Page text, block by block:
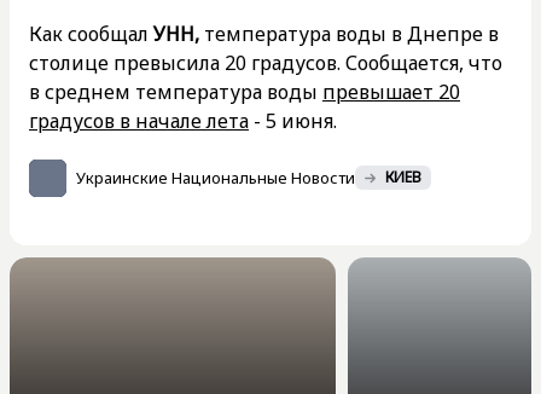
Как сообщалУНН, температура воды в Днепре в
столице превысила 20 градусов. Сообщается, что
в среднем температура воды превышает 20
градусов в начале лета - 5 июня.
Украинские Национальные Новости КИЕВ